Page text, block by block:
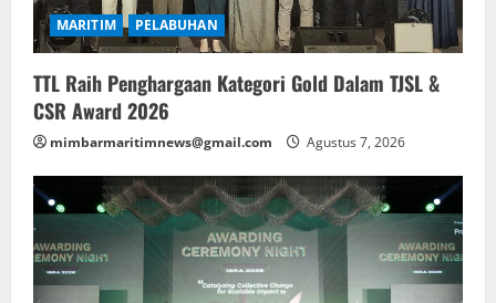
MARITIM PELABUHAN
TTL Raih Penghargaan Kategori Gold Dalam TJSL &
CSR Award 2026
mimbarmaritimnews@gmail.com Agustus 7, 2026